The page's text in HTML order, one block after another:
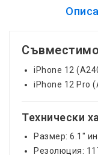
iPhone 12
iPhone 12 Pro
Технически
Размер: 6.1"
Резолюция: